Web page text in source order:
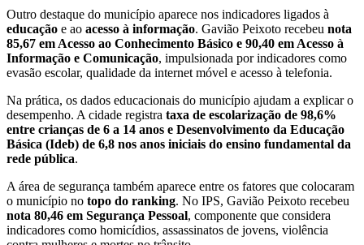
Outro destaque do município aparece nos indicadores ligados à
educação e ao acesso à informação. Gavião Peixoto recebeu nota
85,67 em Acesso ao Conhecimento Básico e 90,40 em Acesso à
Informação e Comunicação, impulsionada por indicadores como
evasão escolar, qualidade da internet móvel e acesso à telefonia.
Na prática, os dados educacionais do município ajudam a explicar o
desempenho. A cidade registra taxa de escolarização de 98,6%
entre crianças de 6 a 14 anos e Desenvolvimento da Educação
Básica (Ideb) de 6,8 nos anos iniciais do ensino fundamental da
rede pública.
A área de segurança também aparece entre os fatores que colocaram
o município no topo do ranking. No IPS, Gavião Peixoto recebeu
nota 80,46 em Segurança Pessoal, componente que considera
indicadores como homicídios, assassinatos de jovens, violência